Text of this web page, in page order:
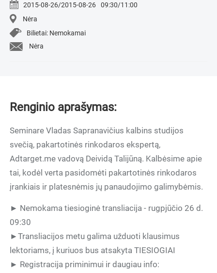
2015-08-26/2015-08-26
09:30/11:00
Nėra
Bilietai: Nemokamai
Nėra
Renginio aprašymas:
Seminare Vladas Sapranavičius kalbins studijos
svečią, pakartotinės rinkodaros ekspertą,
Adtarget.me vadovą Deividą Talijūną. Kalbėsime apie
tai, kodėl verta pasidomėti pakartotinės rinkodaros
įrankiais ir platesnėmis jų panaudojimo galimybėmis.
► Nemokama tiesioginė transliacija - rugpjūčio 26 d.
09:30
►Transliacijos metu galima užduoti klausimus
lektoriams, į kuriuos bus atsakyta TIESIOGIAI
► Registracija priminimui ir daugiau info: